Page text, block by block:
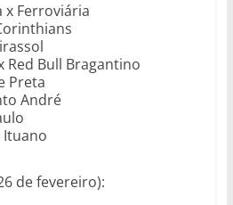
x Ferroviária
Bull Bragantino
Preta
André
Ituano
de fevereiro):